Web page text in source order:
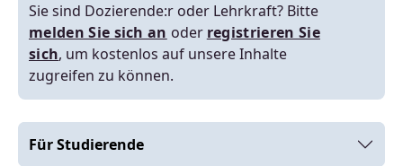
Sie sind Dozierende:r oder Lehrkraft? Bitte
melden Sie sich an oder registrieren Sie
sich, um kostenlos auf unsere Inhalte
zugreifen zu können.
Für Studierende